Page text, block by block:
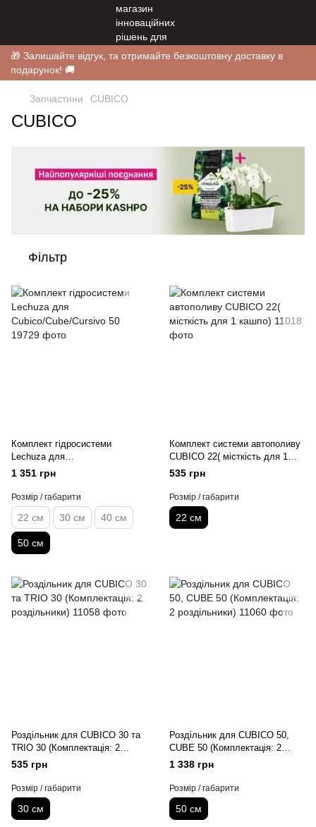
🎁 Залишайте відгук, та отримайте безкоштовну доставку в
подарунок! 🚚
Запчастини CUBICO
CUBICO
Фільтр
Комплект гідросистеми
Lechuza для
Cubico/Cube/Cursivo 50
1 351 грн
Розмір / габарити
22 см 30 см 40 см
50 см
Комплект системи автополиву
CUBICO 22( місткість для 1
кашпо)
535 грн
Розмір / габарити
22 см
Роздільник для CUBICO 30 та
TRIO 30 (Комплектація: 2
роздільники)
535 грн
Розмір / габарити
30 см
Роздільник для CUBICO 50,
CUBE 50 (Комплектація: 2
роздільники)
1 338 грн
Розмір / габарити
50 см